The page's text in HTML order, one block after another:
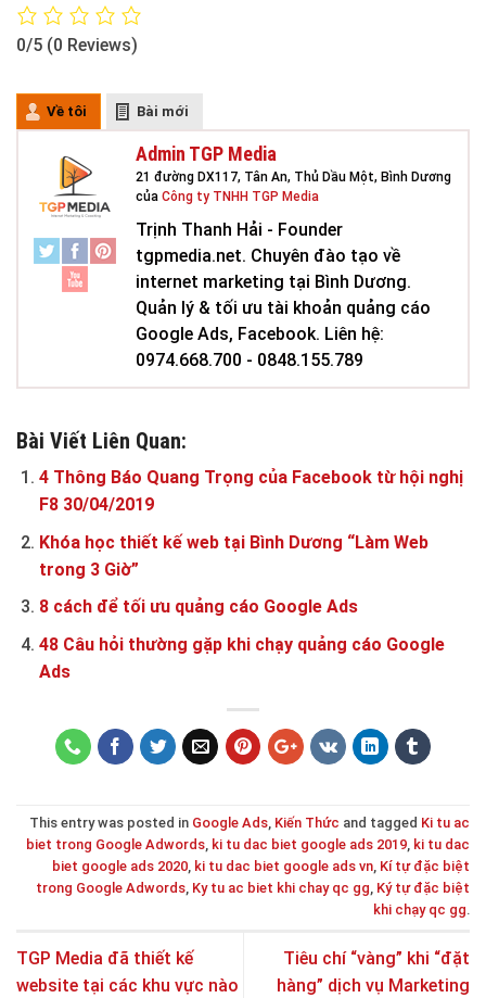
0/5 (0 Reviews)
Về tôi Bài mới
Admin TGP Media
21 đường DX117, Tân An, Thủ Dầu Một, Bình Dương
của Công ty TNHH TGP Media
Trịnh Thanh Hải - Founder
tgpmedia.net. Chuyên đào tạo về
internet marketing tại Bình Dương.
Quản lý & tối ưu tài khoản quảng cáo
Google Ads, Facebook. Liên hệ:
0974.668.700 - 0848.155.789
Bài Viết Liên Quan:
4 Thông Báo Quang Trọng của Facebook từ hội nghị
F8 30/04/2019
Khóa học thiết kế web tại Bình Dương “Làm Web
trong 3 Giờ”
8 cách để tối ưu quảng cáo Google Ads
48 Câu hỏi thường gặp khi chạy quảng cáo Google
Ads
This entry was posted in Google Ads, Kiến Thức and tagged Ki tu ac
biet trong Google Adwords, ki tu dac biet google ads 2019, ki tu dac
biet google ads 2020, ki tu dac biet google ads vn, Kí tự đặc biệt
trong Google Adwords, Ky tu ac biet khi chay qc gg, Ký tự đặc biệt
khi chạy qc gg.
TGP Media đã thiết kế
website tại các khu vực nào
Tiêu chí “vàng” khi “đặt
hàng” dịch vụ Marketing